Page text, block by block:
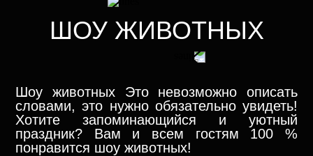
ШОУ ЖИВОТНЫХ
Шоу животных Это невозможно описать
словами, это нужно обязательно увидеть!
Хотите запоминающийся и уютный
праздник? Вам и всем гостям 100 %
понравится шоу животных!